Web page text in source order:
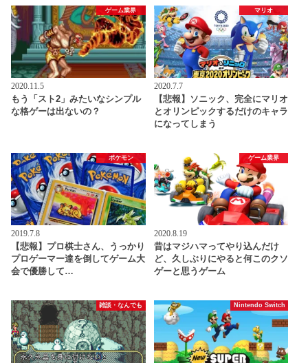
ゲーム業界
2020.11.5
もう「スト2」みたいなシンプル
な格ゲーは出ないの？
マリオ
2020.7.7
【悲報】ソニック、完全にマリオ
とオリンピックするだけのキャラ
になってしまう
ポケモン
2019.7.8
【悲報】プロ棋士さん、うっかり
プロゲーマー達を倒してゲーム大
会で優勝して…
ゲーム業界
2020.8.19
昔はマジハマってやり込んだけ
ど、久しぶりにやると何このクソ
ゲーと思うゲーム
雑談・なんでも Nintendo Switch